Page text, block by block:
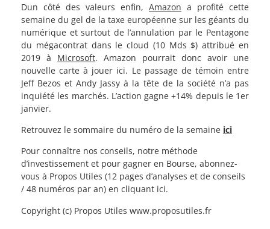
Dun côté des valeurs enfin, Amazon a profité cette
semaine du gel de la taxe européenne sur les géants du
numérique et surtout de l’annulation par le Pentagone
du mégacontrat dans le cloud (10 Mds $) attribué en
2019 à Microsoft. Amazon pourrait donc avoir une
nouvelle carte à jouer ici. Le passage de témoin entre
Jeff Bezos et Andy Jassy à la tête de la société n’a pas
inquiété les marchés. L’action gagne +14% depuis le 1er
janvier.
Retrouvez le sommaire du numéro de la semaine ici
Pour connaître nos conseils, notre méthode
d’investissement et pour gagner en Bourse, abonnez-
vous à Propos Utiles (12 pages d’analyses et de conseils
/ 48 numéros par an) en cliquant ici.
Copyright (c) Propos Utiles www.proposutiles.fr